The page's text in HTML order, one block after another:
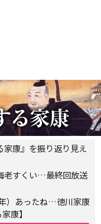
家康』を振り返り見え
老すくい…最終回放送
）あったね…徳川家康
康】